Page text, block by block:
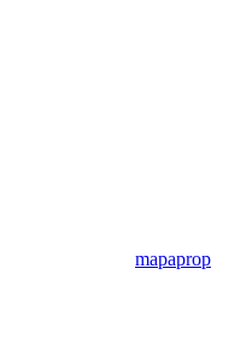
mapaprop